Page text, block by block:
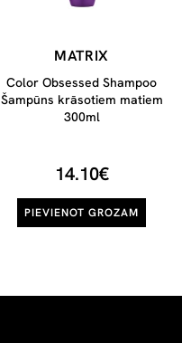
MATRIX
Color Obsessed Shampoo
Šampūns krāsotiem matiem
300ml
14.10€
PIEVIENOT GROZAM